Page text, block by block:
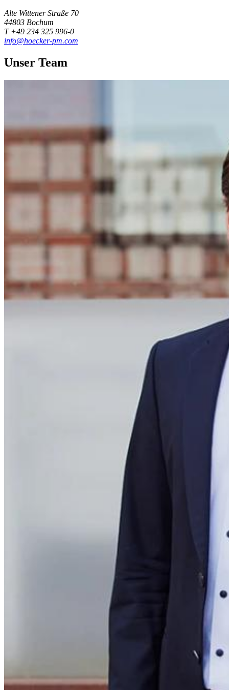
Alte Wittener Straße 70
44803 Bochum
T +49 234 325 996-0
info@hoecker-pm.com
Unser Team